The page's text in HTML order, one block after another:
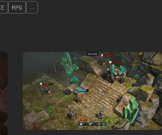
RPG ...